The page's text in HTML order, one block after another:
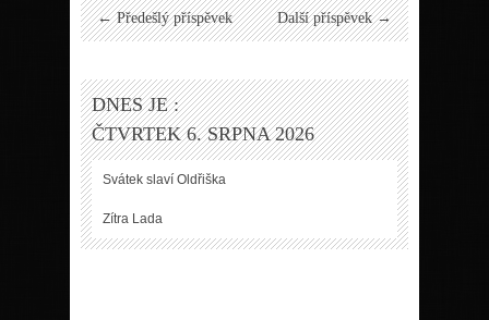
← Předešlý příspěvek Další příspěvek →
DNES JE :
ČTVRTEK 6. SRPNA 2026
Svátek slaví Oldřiška
Zítra Lada